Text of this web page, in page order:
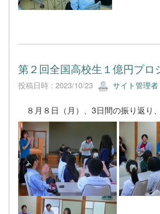
第２回全国高校生１億円プ
投稿日時 : 2023/10/23 サイト管理者
８月８日（月）、3日間の振り返り